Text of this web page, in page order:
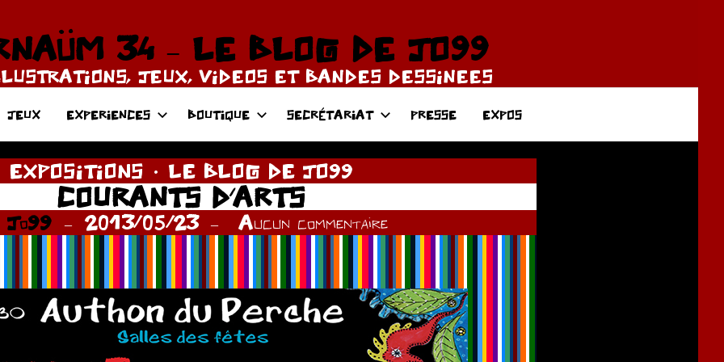
34 – LE BLOG DE JO99
JEUX, VIDEOS ET BANDES DESSINEES
JEUX EXPERIENCES BOUTIQUE SECRÉTARIAT PRESSE EXPOS
EXPOSITIONS LE BLOG DE JO99
COURANTS D’ARTS
Jo99 2013/05/23 Aucun commentaire